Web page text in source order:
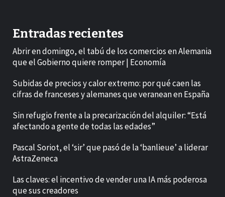
Entradas recientes
Abrir en domingo, el tabú de los comercios en Alemania
que el Gobierno quiere romper | Economía
Subidas de precios y calor extremo: por qué caen las
cifras de franceses y alemanes que veranean en España
Sin refugio frente a la precarización del alquiler: “Está
afectando a gente de todas las edades”
Pascal Soriot, el ‘sir’ que pasó de la ‘banlieue’ a liderar
AstraZeneca
Las claves: el incentivo de vender una IA más poderosa
que sus creadores